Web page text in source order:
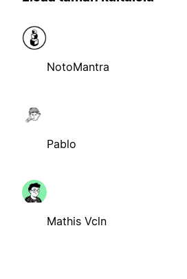
NotoMantra
Pablo
Mathis Vcln